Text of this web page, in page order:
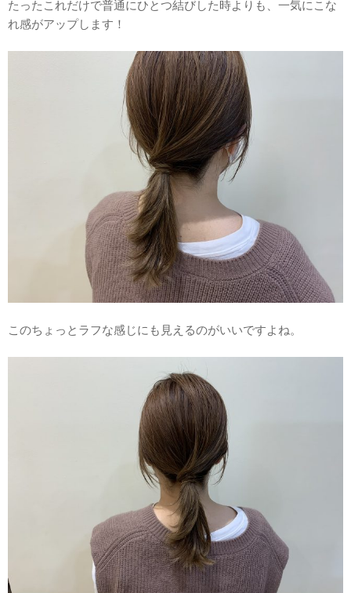
たったこれだけで普通にひとつ結びした時よりも、一気にこな
れ感がアップします！
このちょっとラフな感じにも見えるのがいいですよね。